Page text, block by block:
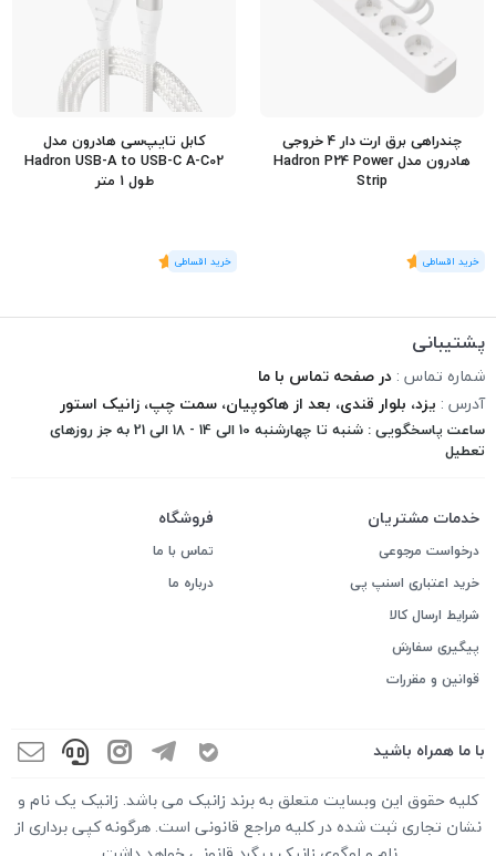
چندراهی برق ارت دار 4 خروجی
هادرون مدل Hadron P24 Power
Strip
(1رای)
5
کابل تایپ‌سی هادرون مدل
Hadron USB-A to USB-C A-C02
طول 1 متر
(1رای)
5
پشتیبانی
شماره تماس : در صفحه تماس با ما
آدرس : یزد، بلوار قندی، بعد از هاکوپیان، سمت چپ، زانیک استور
ساعت پاسخگویی : شنبه تا چهارشنبه 10 الی 14 - 18 الی 21 به جز روزهای
تعطیل
خدمات مشتریان
درخواست مرجوعی
خرید اعتباری اسنپ پی
شرایط ارسال کالا
پیگیری سفارش
قوانین و مقررات
فروشگاه
تماس با ما
درباره ما
با ما همراه باشید
کلیه حقوق این وبسایت متعلق به برند زانیک می باشد. زانیک یک نام و
نشان تجاری ثبت شده در کلیه مراجع قانونی است. هرگونه کپی برداری از